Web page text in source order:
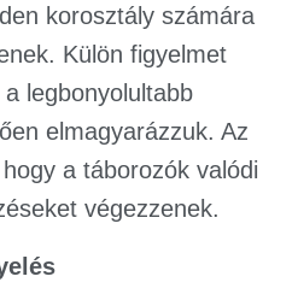
korosztály számára
Külön figyelmet
legbonyolultabb
elmagyarázzuk. Az
a táborozók valódi
végezzenek.